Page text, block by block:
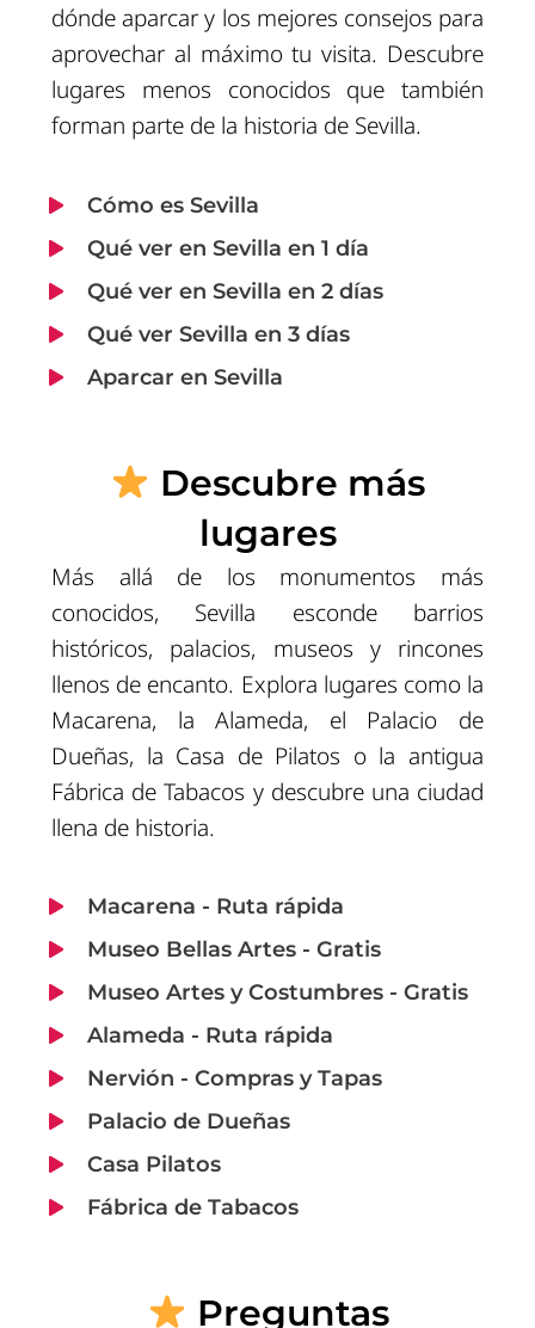
dónde aparcar y los mejores consejos para
aprovechar al máximo tu visita. Descubre
lugares menos conocidos que también
forman parte de la historia de Sevilla.
Cómo es Sevilla
Qué ver en Sevilla en 1 día
Qué ver en Sevilla en 2 días
Qué ver Sevilla en 3 días
Aparcar en Sevilla
Descubre más
lugares
Más allá de los monumentos más
conocidos, Sevilla esconde barrios
históricos, palacios, museos y rincones
llenos de encanto. Explora lugares como la
Macarena, la Alameda, el Palacio de
Dueñas, la Casa de Pilatos o la antigua
Fábrica de Tabacos y descubre una ciudad
llena de historia.
Macarena - Ruta rápida
Museo Bellas Artes - Gratis
Museo Artes y Costumbres - Gratis
Alameda - Ruta rápida
Nervión - Compras y Tapas
Palacio de Dueñas
Casa Pilatos
Fábrica de Tabacos
Preguntas